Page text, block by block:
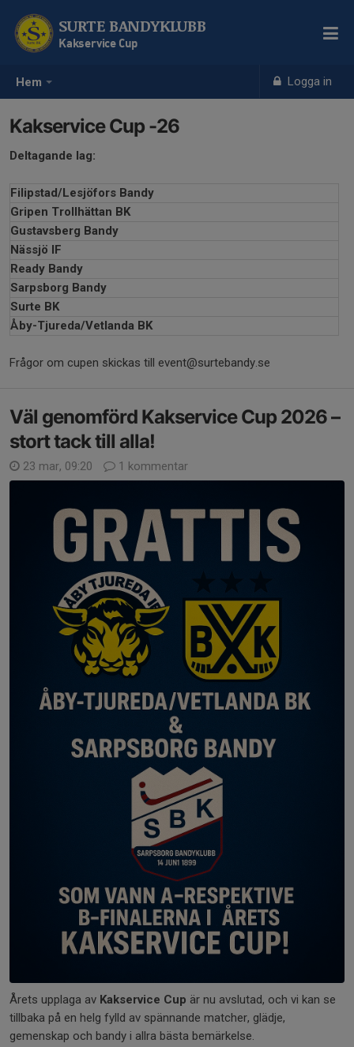
Hem Logga in
SURTE BANDYKLUBB
Kakservice Cup
Kakservice Cup -26
Deltagande lag:
Filipstad/Lesjöfors Bandy
Gripen Trollhättan BK
Gustavsberg Bandy
Nässjö IF
Ready Bandy
Sarpsborg Bandy
Surte BK
Åby-Tjureda/Vetlanda BK
Frågor om cupen skickas till event@surtebandy.se
Väl genomförd Kakservice Cup 2026 –
stort tack till alla!
23 mar, 09:20 1 kommentar
Årets upplaga av Kakservice Cup är nu avslutad, och vi kan se
tillbaka på en helg fylld av spännande matcher, glädje,
gemenskap och bandy i allra bästa bemärkelse.